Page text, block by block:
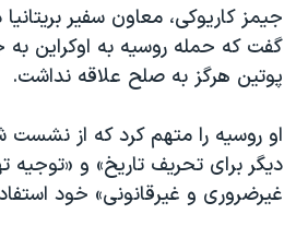
جیمز کاریوکی، معاون سفیر
گفت که حمله روسیه به اوکراین
پوتین هرگز به صلح علاقه نداشت.
او روسیه را متهم کرد که از نشست
دیگر برای تحریف تاریخ» و «توجیه
غیرضروری و غیرقانونی» خود